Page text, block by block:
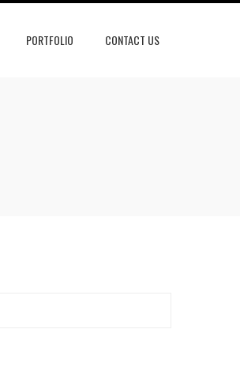
PORTFOLIO CONTACT US